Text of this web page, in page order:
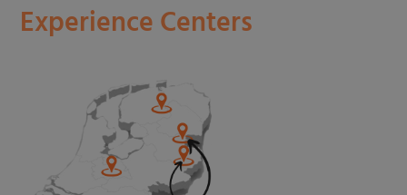
Experience Centers